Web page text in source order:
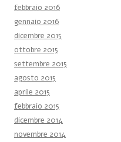
febbraio 2016
gennaio 2016
dicembre 2015
ottobre 2015
settembre 2015
agosto 2015
aprile 2015
febbraio 2015
dicembre 2014
novembre 2014